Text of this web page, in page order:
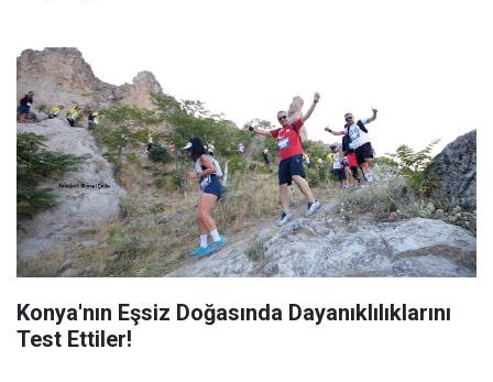
Konya'nın Eşsiz Doğasında Dayanıklılıklarını
Test Ettiler!